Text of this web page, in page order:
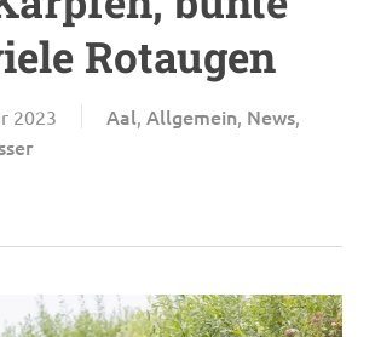
Rotaugen
2023 Aal, Allgemein, News,